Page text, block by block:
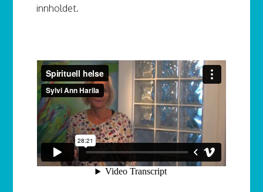
innholdet.